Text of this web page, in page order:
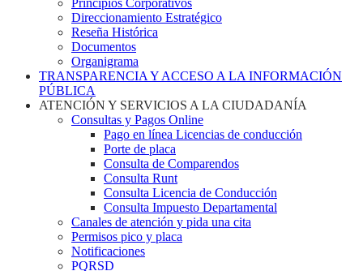
Principios Corporativos
Direccionamiento Estratégico
Reseña Histórica
Documentos
Organigrama
TRANSPARENCIA Y ACCESO A LA INFORMACIÓN
PÚBLICA
ATENCIÓN Y SERVICIOS A LA CIUDADANÍA
Consultas y Pagos Online
Pago en línea Licencias de conducción
Porte de placa
Consulta de Comparendos
Consulta Runt
Consulta Licencia de Conducción
Consulta Impuesto Departamental
Canales de atención y pida una cita
Permisos pico y placa
Notificaciones
PQRSD